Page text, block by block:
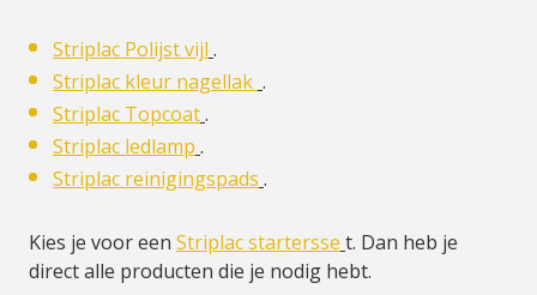
Striplac Polijst vijl .
Striplac kleur nagellak .
Striplac Topcoat.
Striplac ledlamp .
Striplac reinigingspads .
Kies je voor een Striplac startersse t. Dan heb je
direct alle producten die je nodig hebt.